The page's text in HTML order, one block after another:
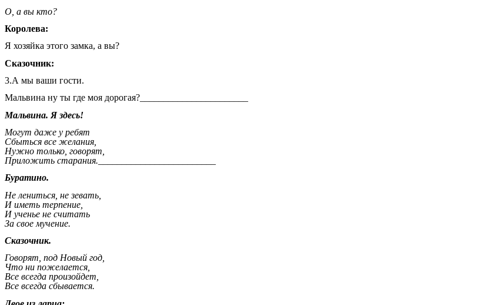
О, а вы кто?
Королева:
Я хозяйка этого замка, а вы?
Сказочник:
3.А мы ваши гости.
Мальвина ну ты где моя дорогая?_______________________
Мальвина. Я здесь!
Могут даже у ребят
Сбыться все желания,
Нужно только, говорят,
Приложить старания._________________________
Буратино.
Не лениться, не зевать,
И иметь терпение,
И ученье не считать
За свое мучение.
Сказочник.
Говорят, под Новый год,
Что ни пожелается,
Все всегда произойдет,
Все всегда сбывается.